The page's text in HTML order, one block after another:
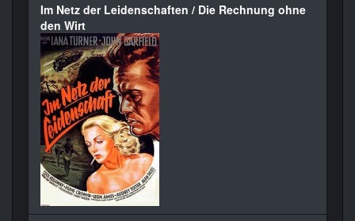
Im Netz der Leidenschaften / Die Rechnung ohne
den Wirt